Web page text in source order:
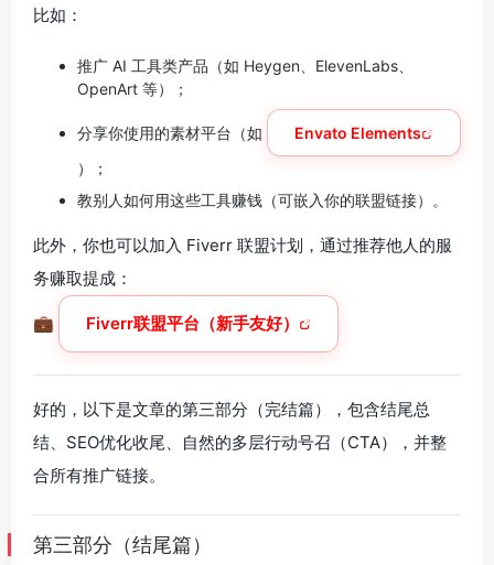
比如：
推广 AI 工具类产品（如 Heygen、ElevenLabs、
OpenArt 等）；
分享你使用的素材平台（如
Envato Elements
）；
教别人如何用这些工具赚钱（可嵌入你的联盟链接）。
此外，你也可以加入 Fiverr 联盟计划，通过推荐他人的服
务赚取提成：
💼 Fiverr联盟平台（新手友好）
好的，以下是文章的第三部分（完结篇），包含结尾总
结、SEO优化收尾、自然的多层行动号召（CTA），并整
合所有推广链接。
第三部分（结尾篇）